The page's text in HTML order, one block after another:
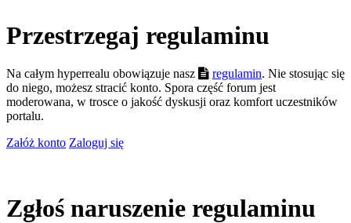
Przestrzegaj regulaminu
Na całym hyperrealu obowiązuje nasz regulamin. Nie stosując się
do niego, możesz stracić konto. Spora część forum jest
moderowana, w trosce o jakość dyskusji oraz komfort uczestników
portalu.
Załóż konto Zaloguj się
Zgłoś naruszenie regulaminu